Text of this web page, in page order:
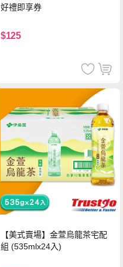
好禮即享券
$125
【美式賣場】金萱烏龍茶宅配
組 (535mlx24入)